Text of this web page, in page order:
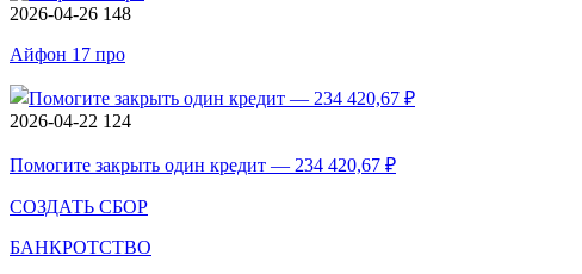
2026-04-26 148
Айфон 17 про
2026-04-22 124
Помогите закрыть один кредит — 234 420,67 ₽
СОЗДАТЬ СБОР
БАНКРОТСТВО